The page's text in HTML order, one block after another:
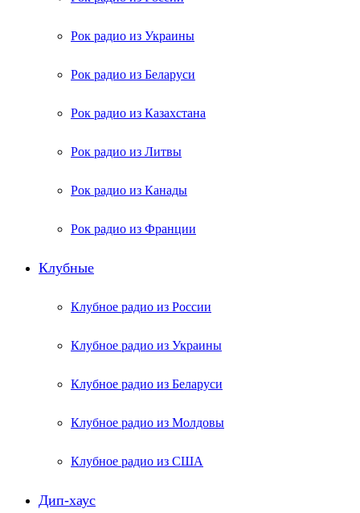
Рок радио из Украины
Рок радио из Беларуси
Рок радио из Казахстана
Рок радио из Литвы
Рок радио из Канады
Рок радио из Франции
Клубные
Клубное радио из России
Клубное радио из Украины
Клубное радио из Беларуси
Клубное радио из Молдовы
Клубное радио из США
Дип-хаус